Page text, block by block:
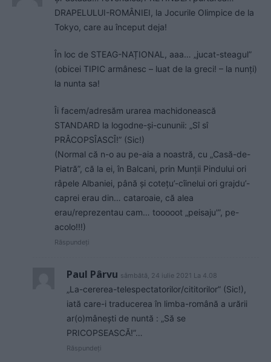
DRAPELULUI-ROMÂNIEI, la Jocurile Olimpice de la
Tokyo, care au început deja!
În loc de STEAG-NAȚIONAL, aaa… „jucat-steagul”
(obicei TIPIC armânesc – luat de la greci! – la nunți)
la nunta sa!
Îi facem/adresăm urarea machidonească
STANDARD la logodne-și-cununii: „Sî sî
PRÂCOPSÎASCÎ!” (Sic!)
(Normal că n-o au pe-aia a noastră, cu „Casă-de-
Piatră”, că la ei, în Balcani, prin Munții Pindului ori
râpele Albaniei, până și cotețu’-cîinelui ori grajdu’-
caprei erau din… cataroaie, că alea
erau/reprezentau cam… tooooot „peisaju'”, pe-
acolo!!!)
Răspundeți
Paul Pârvu sâmbătă, 24 iulie 2021 La 4.08
„La-cererea-telespectatorilor/cititorilor” (Sic!),
iată care-i traducerea în limba-română a urării
ar(o)mânești de nuntă : „Să se
PRICOPSEASCĂ!”…
Răspundeți